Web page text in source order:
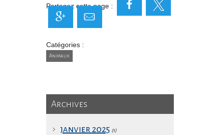
Partagez cette page :
Catégories :
Animaux
Archives
janvier 2025 (1)